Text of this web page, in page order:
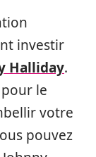
investir
Halliday.
le
votre
pouvez